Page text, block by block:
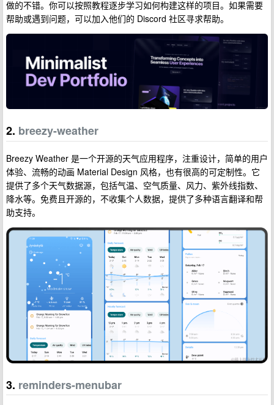
做的不错。你可以按照教程逐步学习如何构建这样的项目。如果需要
帮助或遇到问题，可以加入他们的 Discord 社区寻求帮助。
2. breezy-weather
Breezy Weather 是一个开源的天气应用程序，注重设计，简单的用户
体验、流畅的动画 Material Design 风格，也有很高的可定制性。它
提供了多个天气数据源，包括气温、空气质量、风力、紫外线指数、
降水等。免费且开源的，不收集个人数据，提供了多种语言翻译和帮
助支持。
3. reminders-menubar